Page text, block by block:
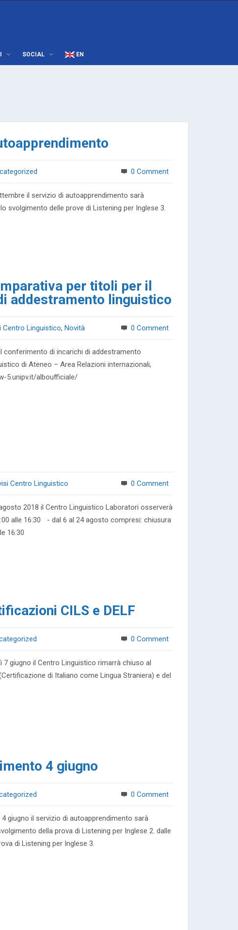
SOCIAL EN
0 Comment
il servizio di autoapprendimento sarà
svolgimento delle prove di Listening per Inglese 3.
per titoli per il
addestramento linguistico
Centro Linguistico, Novità 0 Comment
conferimento di incarichi di addestramento
di Ateneo – Area Relazioni internazionali,
5.unipv.it/alboufficiale/
Centro Linguistico 0 Comment
2018 il Centro Linguistico Laboratori osserverà
alle 16:30 - dal 6 al 24 agosto compresi: chiusura
16:30
CILS e DELF
0 Comment
giugno il Centro Linguistico rimarrà chiuso al
di Italiano come Lingua Straniera) e del
4 giugno
0 Comment
giugno il servizio di autoapprendimento sarà
della prova di Listening per Inglese 2. dalle
di Listening per Inglese 3.